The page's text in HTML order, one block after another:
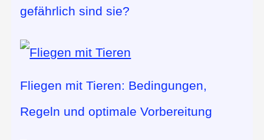
gefährlich sind sie?
Fliegen mit Tieren: Bedingungen,
Regeln und optimale Vorbereitung